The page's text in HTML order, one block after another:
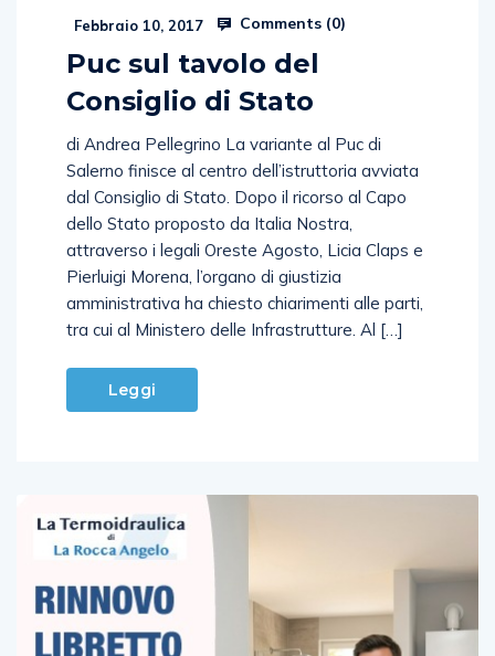
Puc sul tavolo del
Consiglio di Stato
di Andrea Pellegrino La variante al Puc di
Salerno finisce al centro dell’istruttoria avviata
dal Consiglio di Stato. Dopo il ricorso al Capo
dello Stato proposto da Italia Nostra,
attraverso i legali Oreste Agosto, Licia Claps e
Pierluigi Morena, l’organo di giustizia
amministrativa ha chiesto chiarimenti alle parti,
tra cui al Ministero delle Infrastrutture. Al […]
Leggi